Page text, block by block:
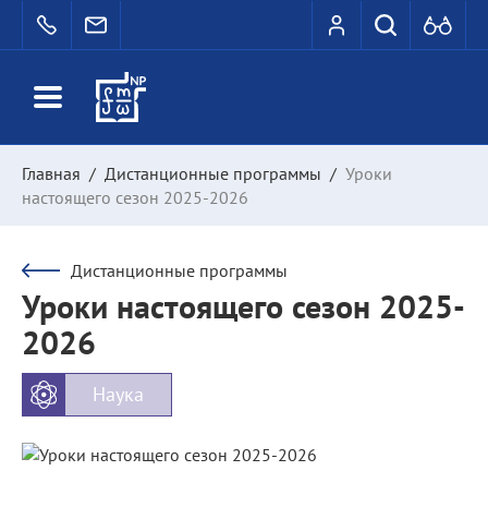
Главная / Дистанционные программы / Уроки
настоящего сезон 2025-2026
Дистанционные программы
Уроки настоящего сезон 2025-
2026
Наука